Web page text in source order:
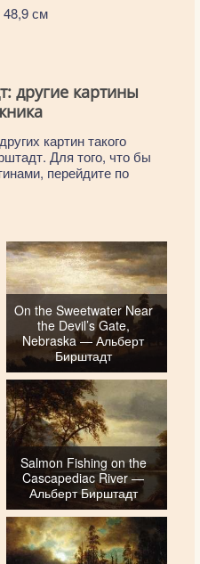
48,9 см
другие картины
картин такого
Для того, что бы
перейдите по
On the Sweetwater Near
the Devil’s Gate,
Nebraska — Альберт
Бирштадт
Salmon Fishing on the
Cascapediac River —
Альберт Бирштадт